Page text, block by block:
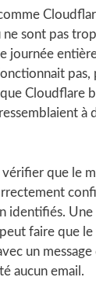
ne sont pas
journée
pas,
Cloudflare
à
vérifier que le
identifiés.
faire que
un message
aucun email.